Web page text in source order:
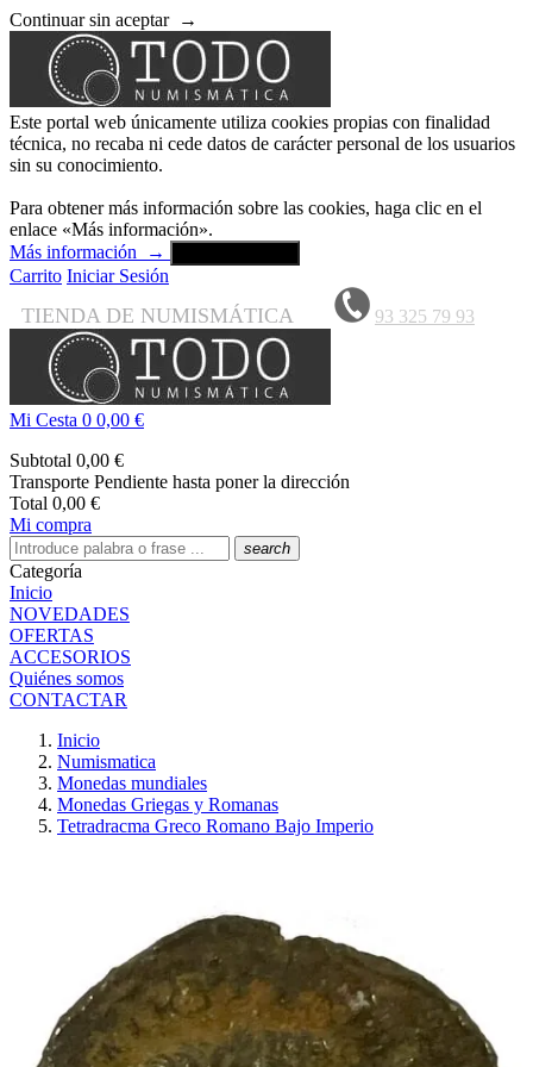
Continuar sin aceptar →
Este portal web únicamente utiliza cookies propias con finalidad
técnica, no recaba ni cede datos de carácter personal de los usuarios
sin su conocimiento.
Para obtener más información sobre las cookies, haga clic en el
enlace «Más información».
Más información
→
Carrito Iniciar Sesión
TIENDA DE NUMISMÁTICA 93 325 79 93
Mi Cesta 0 0,00 €
Subtotal 0,00 €
Transporte Pendiente hasta poner la dirección
Total 0,00 €
Mi compra
search
Categoría
Inicio
NOVEDADES
OFERTAS
ACCESORIOS
Quiénes somos
CONTACTAR
Inicio
Numismatica
Monedas mundiales
Monedas Griegas y Romanas
Tetradracma Greco Romano Bajo Imperio